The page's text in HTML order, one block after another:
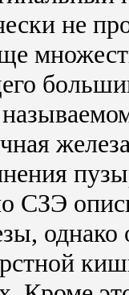
не
СЗЭ
однако